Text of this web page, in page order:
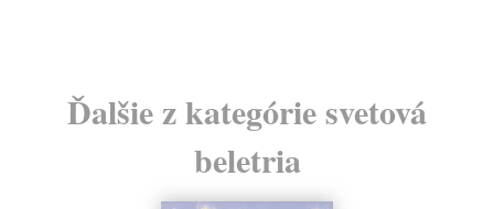
Ďalšie z kategórie svetová
beletria